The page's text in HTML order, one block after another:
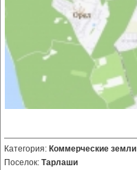
Категория: Коммерческие земли
Поселок: Тарлаши